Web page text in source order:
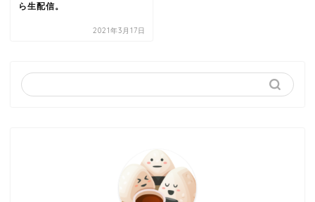
ら生配信。
2021年3月17日